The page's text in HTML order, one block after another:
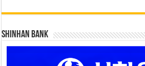
SHINHAN BANK